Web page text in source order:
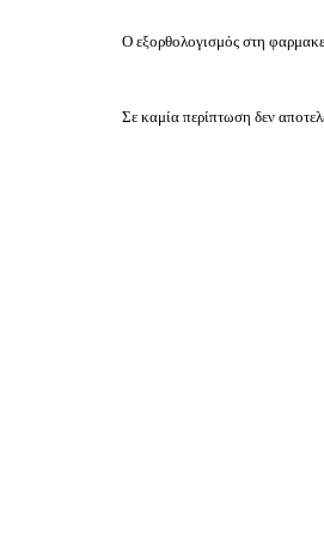
Ο εξορθολογισμός στη
Σε καμία περίπτωση δεν